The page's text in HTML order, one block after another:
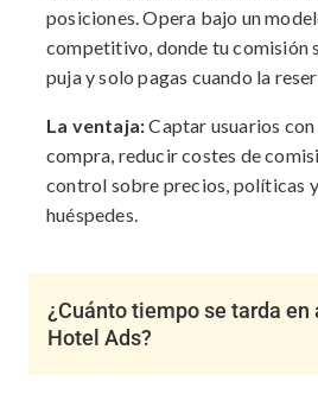
posiciones. Opera bajo un
competitivo, donde tu comisión
puja y solo pagas cuando la
La ventaja:Captar usuarios
compra, reducir costes de
control sobre precios, políticas
huéspedes.
¿Cuánto tiempo se tarda en
Hotel Ads?